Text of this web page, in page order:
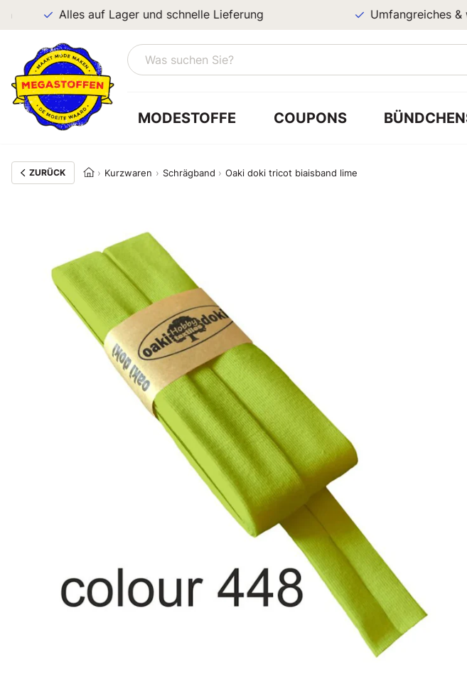
Alles auf Lager und schnelle Lieferung Umfangreiches &
MODESTOFFE COUPONS
ZURÜCK Kurzwaren Schrägband Oaki doki tricot biaisband lime